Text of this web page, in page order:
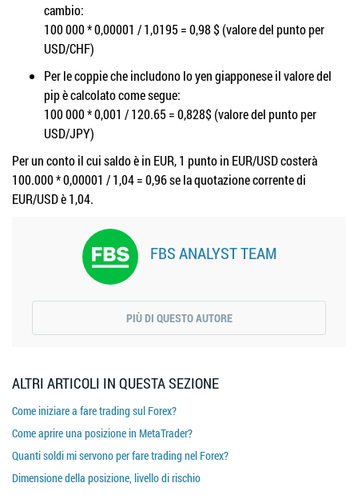
cambio:
100 000 * 0,00001 / 1,0195 = 0,98 $ (valore del punto per
USD/CHF)
Per le coppie che includono lo yen giapponese il valore del
pip è calcolato come segue:
100 000 * 0,001 / 120.65 = 0,828$ (valore del punto per
USD/JPY)
Per un conto il cui saldo è in EUR, 1 punto in EUR/USD costerà
100.000 * 0,00001 / 1,04 = 0,96 se la quotazione corrente di
EUR/USD è 1,04.
FBS ANALYST TEAM
PIÙ DI QUESTO AUTORE
ALTRI ARTICOLI IN QUESTA SEZIONE
Come iniziare a fare trading sul Forex?
Come aprire una posizione in MetaTrader?
Quanti soldi mi servono per fare trading nel Forex?
Dimensione della posizione, livello di rischio